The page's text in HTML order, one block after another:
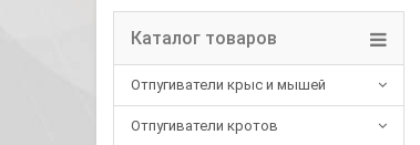
Каталог товаров
Отпугиватели крыс и мышей
Отпугиватели кротов